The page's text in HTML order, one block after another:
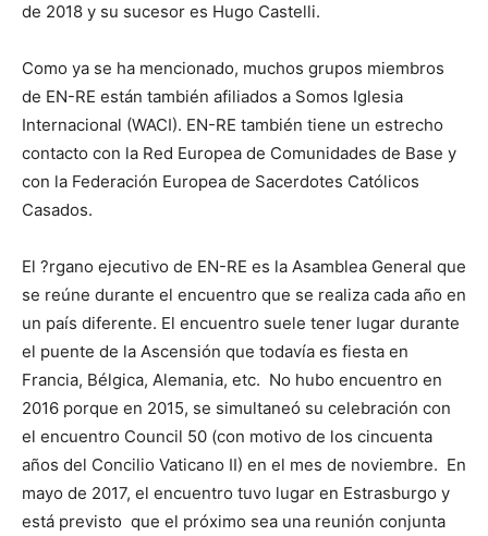
de 2018 y su sucesor es Hugo Castelli.
Como ya se ha mencionado, muchos grupos miembros
de EN-RE están también afiliados a Somos Iglesia
Internacional (WACI). EN-RE también tiene un estrecho
contacto con la Red Europea de Comunidades de Base y
con la Federación Europea de Sacerdotes Católicos
Casados.
El ?rgano ejecutivo de EN-RE es la Asamblea General que
se reúne durante el encuentro que se realiza cada año en
un paí­s diferente. El encuentro suele tener lugar durante
el puente de la Ascensión que todavía es fiesta en
Francia, Bélgica, Alemania, etc. No hubo encuentro en
2016 porque en 2015, se simultaneó su celebración con
el encuentro Council 50 (con motivo de los cincuenta
años del Concilio Vaticano II) en el mes de noviembre. En
mayo de 2017, el encuentro tuvo lugar en Estrasburgo y
está previsto que el próximo sea una reunión conjunta